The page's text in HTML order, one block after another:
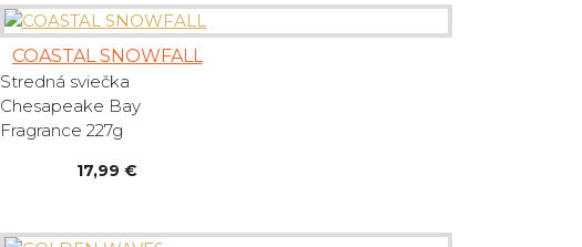
COASTAL SNOWFALL
Stredná sviečka
Chesapeake Bay
Fragrance 227g
17,99 €